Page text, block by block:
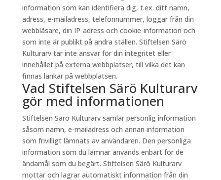
information som kan identifiera dig, t.ex. ditt namn,
adress, e-mailadress, telefonnummer, loggar från din
webbläsare, din IP-adress och cookie-information och
som inte är publikt på andra ställen. Stiftelsen Särö
Kulturarv tar inte ansvar för din integritet eller
innehållet på externa webbplatser, till vilka det kan
finnas länkar på webbplatsen.
Vad Stiftelsen Särö Kulturarv
gör med informationen
Stiftelsen Särö Kulturarv samlar personlig information
såsom namn, e-mailadress och annan information
som frivilligt lämnats av användaren. Den personliga
information som du lämnar används enbart för de
ändamål som du begärt. Stiftelsen Särö Kulturarv
mottar och lagrar automatiskt information från din